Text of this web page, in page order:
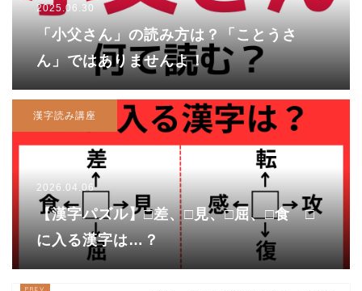
2025.06.30
「小父さん」の読み方は？「ことうさ
ん」ではありませんよ！
漢字読み講座
2026.04.06
【漢字パズル】□差、□見、□屈、□食 □
に入る漢字は…？